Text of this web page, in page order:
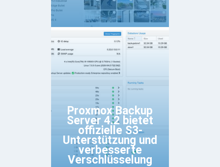
Proxmox Backup
Server 4.2 bietet
offizielle S3-
Unterstützung und
verbesserte
Verschlüsselung